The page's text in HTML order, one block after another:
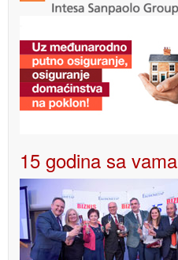
15 godina sa vama